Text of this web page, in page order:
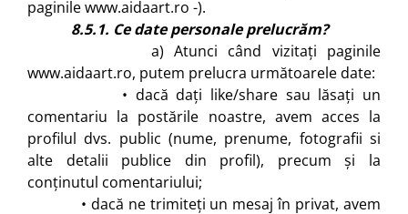
paginile www.aidaart.ro -).
8.5.1. Ce date personale prelucrăm?
a) Atunci când vizitați paginile
www.aidaart.ro, putem prelucra următoarele date:
• dacă dați like/share sau lăsați un
comentariu la postările noastre, avem acces la
profilul dvs. public (nume, prenume, fotografii si
alte detalii publice din profil), precum și la
conținutul comentariului;
• dacă ne trimiteți un mesaj în privat, avem